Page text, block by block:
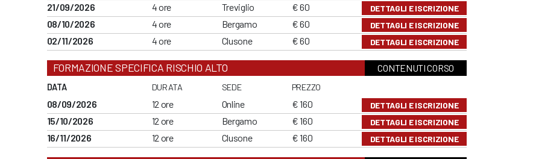
21/09/2026 4 ore Treviglio € 60 DETTAGLI E ISCRIZIONE
08/10/2026 4 ore Bergamo € 60 DETTAGLI E ISCRIZIONE
02/11/2026 4 ore Clusone € 60 DETTAGLI E ISCRIZIONE
FORMAZIONE SPECIFICA RISCHIO ALTO CONTENUTI CORSO
DATA DURATA SEDE PREZZO
08/09/2026 12 ore Online € 160 DETTAGLI E ISCRIZIONE
15/10/2026 12 ore Bergamo € 160 DETTAGLI E ISCRIZIONE
16/11/2026 12 ore Clusone € 160 DETTAGLI E ISCRIZIONE